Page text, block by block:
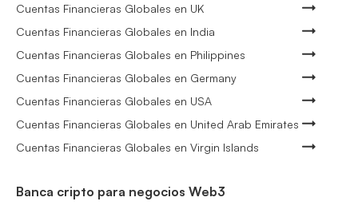
Cuentas Financieras Globales en UK
Cuentas Financieras Globales en India
Cuentas Financieras Globales en Philippines
Cuentas Financieras Globales en Germany
Cuentas Financieras Globales en USA
Cuentas Financieras Globales en United Arab Emirates
Cuentas Financieras Globales en Virgin Islands
Banca cripto para negocios Web3